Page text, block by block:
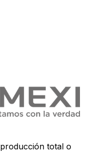
total o